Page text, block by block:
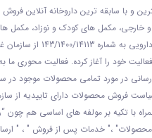
عضلانی پس از
کوفتگی و خستگی از
پس از ورزش است. یکی
مشکلات کمک می نماید
و با سابقه ترین داروخانه آنلاین
و خارجی، مکمل های کودک و نوزاد، مکمل
143/1400/14113 از
سازمان
خود را آغاز کرده. فعاليت محوری ما
رسانی در مورد تمامی محصولات موجود
فروش محصولات دارای تاييديه از
با تکيه بر مولفه های اساسی هم چون
،" خدمات پس از فروش " ، "